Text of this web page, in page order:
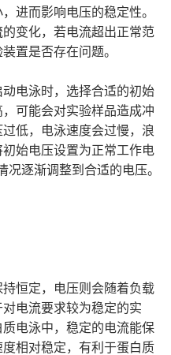
进而影响电压的稳定性。
变化，若电流超出正常范
置是否存在问题。
电泳时，选择合适的初始
可能会对实验样品造成冲
低，电泳速度会过慢，浪
始电压设置为正常工作电
况逐渐调整到合适的电压。
恒定，电压则会随着负载
电流要求较为稳定的实
电泳中，稳定的电流能保
相对稳定，有利于蛋白质